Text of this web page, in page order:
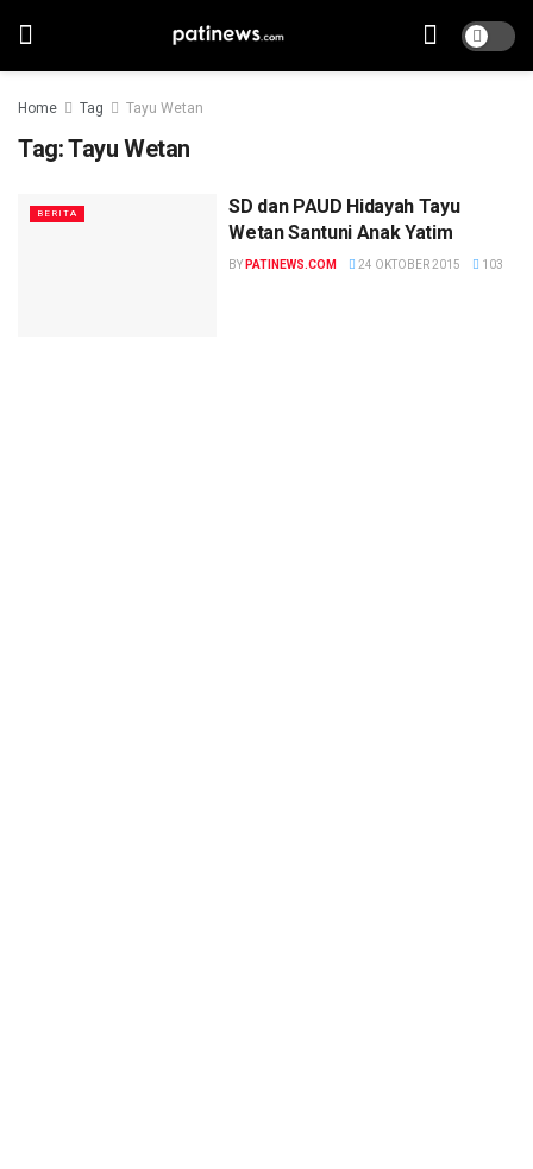
Home Tag Tayu Wetan
Tag:Tayu Wetan
BERITA
SD dan PAUD Hidayah Tayu
Wetan Santuni Anak Yatim
BY PATINEWS.COM 24 OKTOBER 2015 103